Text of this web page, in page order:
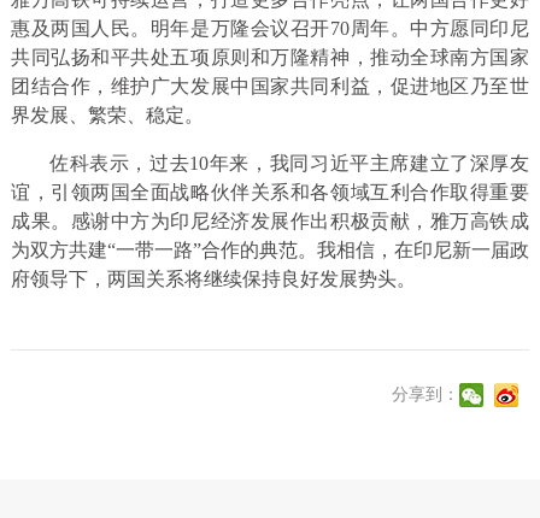
惠及两国人民。明年是万隆会议召开70周年。中方愿同印尼
共同弘扬和平共处五项原则和万隆精神，推动全球南方国家
团结合作，维护广大发展中国家共同利益，促进地区乃至世
界发展、繁荣、稳定。
佐科表示，过去10年来，我同习近平主席建立了深厚友
谊，引领两国全面战略伙伴关系和各领域互利合作取得重要
成果。感谢中方为印尼经济发展作出积极贡献，雅万高铁成
为双方共建“一带一路”合作的典范。我相信，在印尼新一届政
府领导下，两国关系将继续保持良好发展势头。
分享到：